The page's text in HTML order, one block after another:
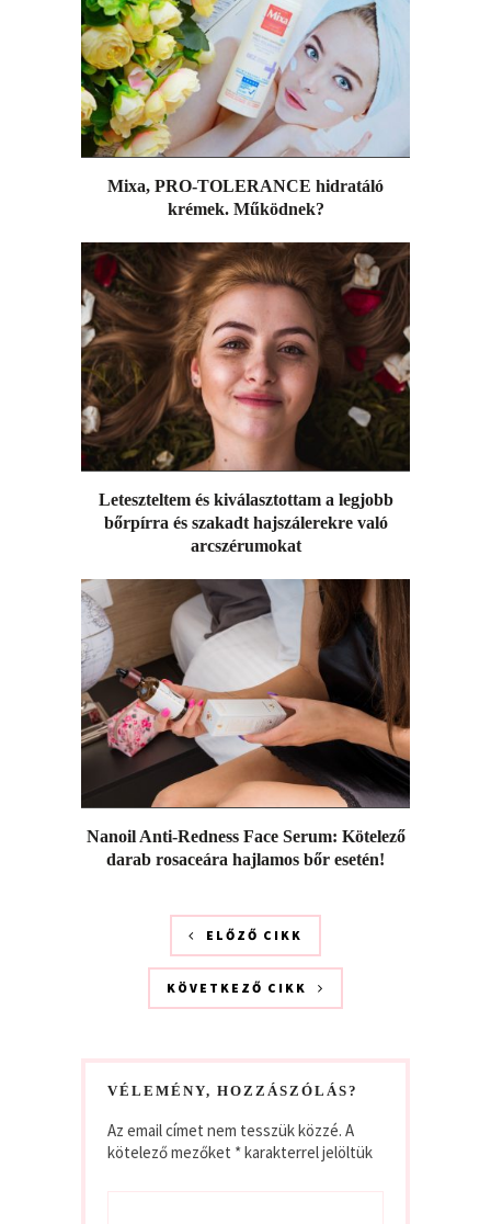
Mixa, PRO-TOLERANCE hidratáló
krémek. Működnek?
Leteszteltem és kiválasztottam a legjobb
bőrpírra és szakadt hajszálerekre való
arcszérumokat
Nanoil Anti-Redness Face Serum: Kötelező
darab rosaceára hajlamos bőr esetén!
ELŐZŐ CIKK
KÖVETKEZŐ CIKK
VÉLEMÉNY, HOZZÁSZÓLÁS?
Az email címet nem tesszük közzé. A
kötelező mezőket *karakterrel jelöltük